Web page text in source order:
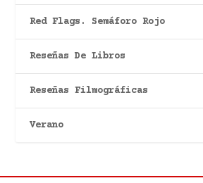
Red Flags. Semáforo Rojo
Reseñas De Libros
Reseñas Filmográficas
Verano